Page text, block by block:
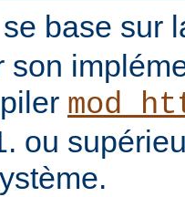
se base sur
son
ou